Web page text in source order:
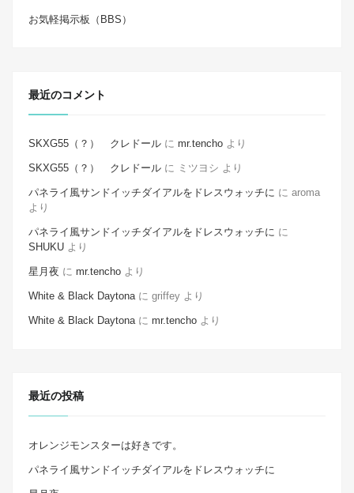
お気軽掲示板（BBS）
最近のコメント
SKXG55（？） クレドール に mr.tencho より
SKXG55（？） クレドール に ミツヨシ より
パネライ風サンドイッチダイアルをドレスウォッチに に aroma
より
パネライ風サンドイッチダイアルをドレスウォッチに に
SHUKU より
星月夜 に mr.tencho より
White & Black Daytonaに griffey より
White & Black Daytonaに mr.tencho より
最近の投稿
オレンジモンスターは好きです。
パネライ風サンドイッチダイアルをドレスウォッチに